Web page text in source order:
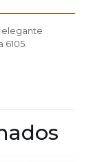
elegante